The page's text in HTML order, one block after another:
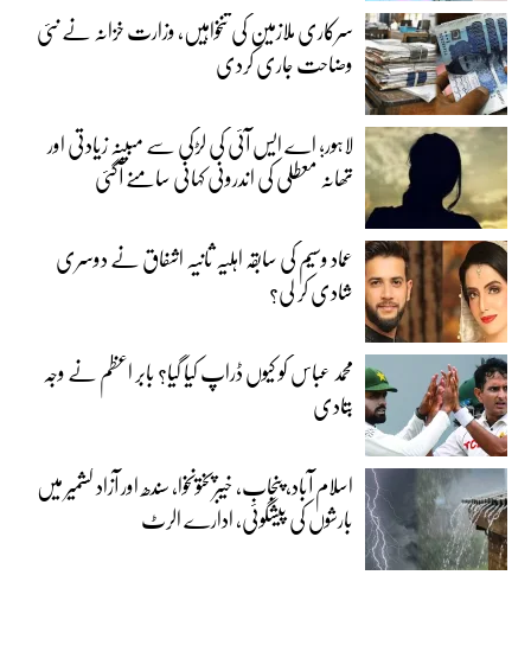
سرکاری ملازمین کی تنخواہیں، وزارت خزانہ نے نئی
وضاحت جاری کردی
لاہور؛ اے ایس آئی کی لڑکی سے مبینہ زیادتی اور
تھانہ معطلی کی اندرونی کہانی سامنے آگئی
عماد وسیم کی سابقہ اہلیہ ثانیہ اشفاق نے دوسری
شادی کر لی؟
محمد عباس کو کیوں ڈراپ کیا گیا؟ بابر اعظم نے وجہ
بتادی
اسلام آباد، پنجاب، خیبرپختونخوا، سندھ اور آزاد کشمیر میں
بارشوں کی پیشگوئی، ادارے الرٹ